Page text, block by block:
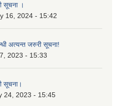
सूचना ।
16, 2024 - 15:42
अत्यन्त जरुरी सूचना!
2023 - 15:33
सूचना।
24, 2023 - 15:45